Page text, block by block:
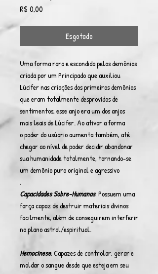
R$ 0,00
Esgotado
Uma forma rara e escondida pelos demônios
criada por um Principado que auxiliou
Lúcifer nas criações dos primeiros demônios
que eram totalmente desprovidos de
sentimentos, esse anjo era um dos anjos
mais leais de Lúcifer. Ao ativar a forma
o poder do usúario aumenta também, até
chegar ao nível de poder decidir abandonar
sua humanidade totalmente, tornando-se
um demônio puro original e agressivo
.
Capacidades Sobre-Humanas: Possuem uma
força capaz de destruir materiais divinos
facilmente, além de conseguirem interferir
no plano astral/espiritual.
Hemocinese: Capazes de controlar, gerar e
moldar o sangue desde que esteja em seu